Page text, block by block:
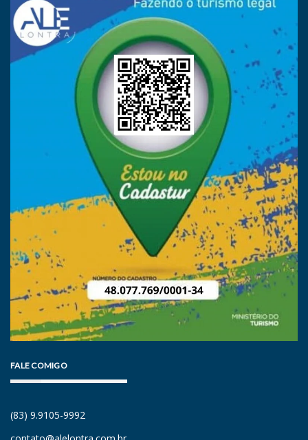
FALE COMIGO
(83) 9.9105-9992